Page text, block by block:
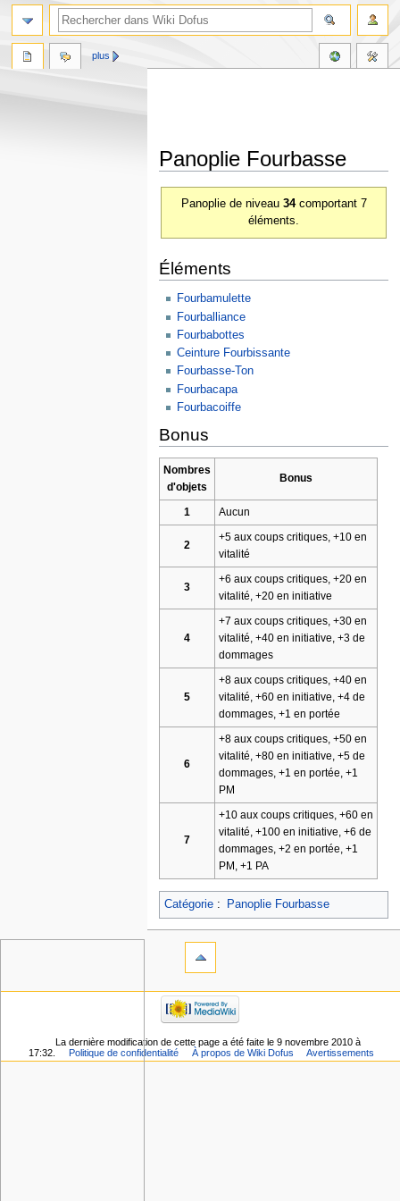
Panoplie Fourbasse
Panoplie de niveau 34comportant 7
éléments.
Éléments
Fourbamulette
Fourballiance
Fourbabottes
Ceinture Fourbissante
Fourbasse-Ton
Fourbacapa
Fourbacoiffe
Bonus
Nombres
d'objets
Bonus
1 Aucun
2
+5 aux coups critiques, +10 en
vitalité
3
+6 aux coups critiques, +20 en
vitalité, +20 en initiative
4
+7 aux coups critiques, +30 en
vitalité, +40 en initiative, +3 de
dommages
5
+8 aux coups critiques, +40 en
vitalité, +60 en initiative, +4 de
dommages, +1 en portée
6
+8 aux coups critiques, +50 en
vitalité, +80 en initiative, +5 de
dommages, +1 en portée, +1
PM
7
+10 aux coups critiques, +60 en
vitalité, +100 en initiative, +6 de
dommages, +2 en portée, +1
PM, +1 PA
Catégorie: Panoplie Fourbasse
plus
La dernière modification de cette page a été faite le 9 novembre 2010 à
17:32.
Politique de confidentialité À propos de Wiki Dofus Avertissements